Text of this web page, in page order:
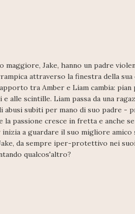
maggiore, Jake, hanno un padre
attraverso la finestra della
tra Amber e Liam cambia: pian
alle scintille. Liam passa da una
abusi subiti per mano di suo padre -
la passione cresce in fretta e anche
inizia a guardare il suo migliore
da sempre iper-protettivo nei
qualcos'altro?